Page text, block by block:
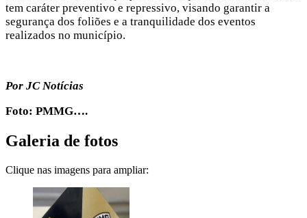
tem caráter preventivo e repressivo, visando garantir a
segurança dos foliões e a tranquilidade dos eventos
realizados no município.
Por JC Notícias
Foto: PMMG….
Galeria de fotos
Clique nas imagens para ampliar: